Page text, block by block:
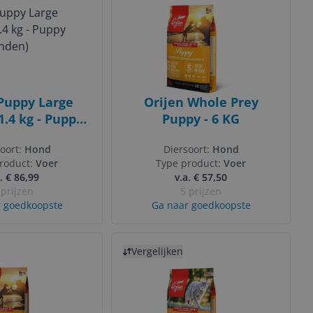
Large
kg - Puppy
Hond
Voer
€ 86,99
goedkoopste
Orijen Whole Prey
Puppy - 6 KG
Diersoort: Hond
Type product: Voer
v.a. € 57,50
5 prijzen
Ga naar goedkoopste
Vergelijken